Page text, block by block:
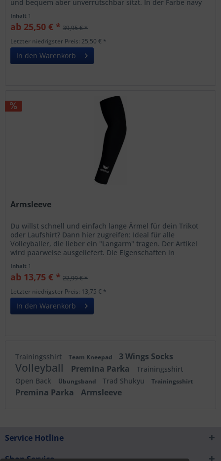
und bequem aber unverrutschbar sitzt. In der Farbe navy
Inhalt 1
ab 25,50 € * 39,95 € *
Letzter niedrigster Preis: 25,50 € *
In den Warenkorb
Armsleeve
Du willst schnell und einfach lange Ärmel für dein Trikot
oder Laufshirt? Dann hier zugreifen: Ideal für alle
Volleyballer, die lieber ein "Langarm" tragen. Der Artikel
wird paarweise ausgeliefert. Die Eigenschaften in
Inhalt 1
ab 13,75 € * 22,99 € *
Letzter niedrigster Preis: 13,75 € *
In den Warenkorb
Trainingsshirt Team Kneepad 3 Wings Socks
Volleyball Premina Parka
Trainingsshirt
Open Back
Übungsband Trad Shukyu Trainingsshirt
Premina Parka Armsleeve
Service Hotline
Shop Service